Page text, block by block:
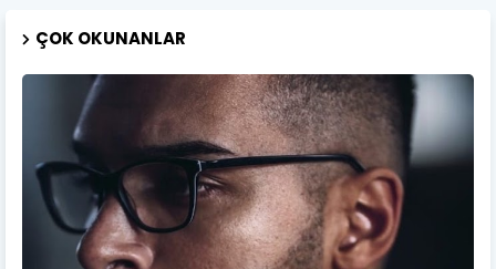
ÇOK OKUNANLAR